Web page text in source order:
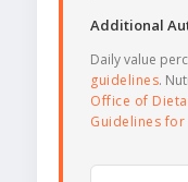
Additional
Daily value
guidelines.
Office of
Guidelines